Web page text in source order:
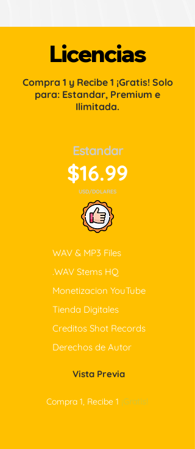
Licencias
Compra 1 y Recibe 1 ¡Gratis! Solo
para: Estandar, Premium e
Ilimitada.
Estandar
$16.99
USD/DOLARES
WAV & MP3 Files
.WAV Stems HQ
Monetizacion YouTube
Tienda Digitales
Creditos Shot Records
Derechos de Autor
Vista Previa
Compra 1, Recibe 1 ¡Gratis!